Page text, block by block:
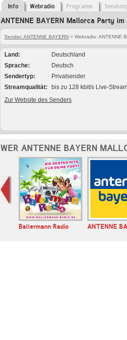
Info Webradio Programm
ANTENNE BAYERN Mallorca Party
Sender: ANTENNE BAYERN > Webradio: ANTENNE
Land
Deutschland
Sprache
Deutsch
Sendertyp
Privatsender
Streamqualität
bis zu 128 kbit/s Live-
Zur Website des Senders
WER ANTENNE BAYERN
Ballermann Radio ANTENNE